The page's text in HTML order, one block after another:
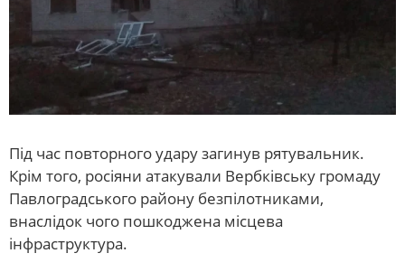
Під час повторного удару загинув рятувальник.
Крім того, росіяни атакували Вербківську громаду
Павлоградського району безпілотниками,
внаслідок чого пошкоджена місцева
інфраструктура.